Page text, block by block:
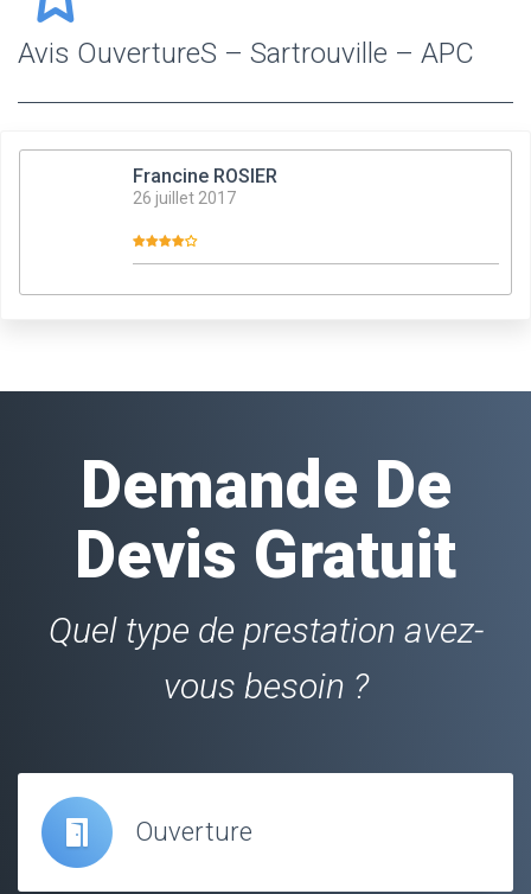
Avis OuvertureS – Sartrouville – APC
Francine ROSIER
26 juillet 2017
Demande De
Devis Gratuit
Quel type de prestation avez-
vous besoin ?
Ouverture